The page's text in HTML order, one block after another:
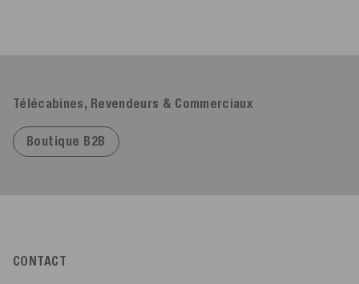
Télécabines, Revendeurs & Commerciaux
Boutique B2B
CONTACT